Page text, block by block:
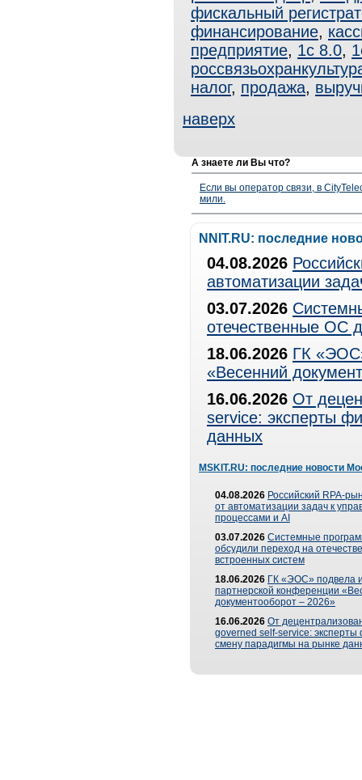
фискальный
финансирование,
предприятие, 1с 8.0,
налог, продажа,
наверх
А знаете ли Вы что?
Если вы оператор связи, в
мили.
NNIT.RU: последние
04.08.2026
автоматизации
03.07.2026
отечественные ОС
18.06.2026 ГК
«Весенний
16.06.2026 От
service: эксперты
данных
MSKIT.RU: последние новости
04.08.2026 Российский RPA-
от автоматизации задач к
процессами и AI
03.07.2026 Системные
обсудили переход на
встроенных систем
18.06.2026 ГК «ЭОС» подвела
партнерской конференции
документооборот – 2026»
16.06.2026 От
governed self-service: эксперты
смену парадигмы на рынке